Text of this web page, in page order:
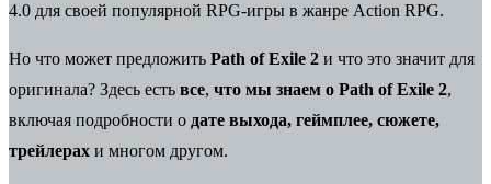
4.0 для своей популярной RPG-игры в жанре Action RPG.
Но что может предложить Path of Exile 2 и что это значит для
оригинала? Здесь есть все, что мы знаем о Path of Exile 2,
включая подробности о дате выхода, геймплее, сюжете,
трейлерах и многом другом.